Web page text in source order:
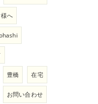
へ
豊橋 在宅
お問い合わせ